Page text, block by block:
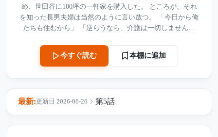
め、世田谷に100坪の一軒家を購入した。 ところが、それ
を知った長男夫婦は当然のように言い放つ。 「今日から俺
たちも住むから」 「逆らうなら、介護は一切しませんか
従うと思っていた二人。だが義恵は、すでに夫が残した“あ
る準備”を知っていた。 夫の葬儀で「長男」と書かれた名刺
を配っていた息子。親孝行を口にしながら、狙っていたの
3時間後、嫁から届いた50件の着信。 その時すでに、すべ
今すぐ読む 本棚に追加
最新: 第5話
更新日 2026-06-26